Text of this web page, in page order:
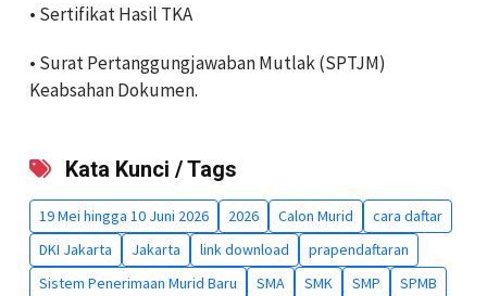
• Sertifikat Hasil TKA
• Surat Pertanggungjawaban Mutlak (SPTJM)
Keabsahan Dokumen.
Kata Kunci / Tags
19 Mei hingga 10 Juni 2026 2026 Calon Murid
cara daftar
DKI Jakarta
Jakarta link download
prapendaftaran
Sistem Penerimaan Murid Baru
SMA SMK SMP
SPMB